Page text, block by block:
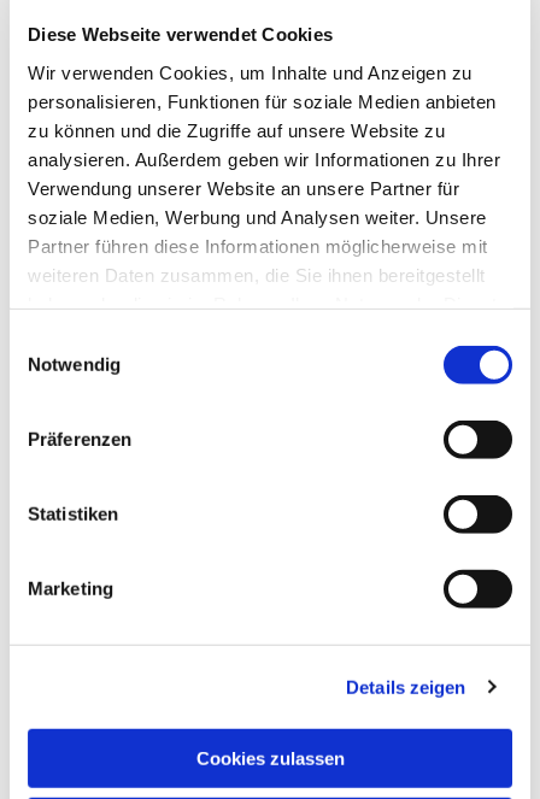
Diese Webseite verwendet Cookies
Wir verwenden Cookies, um Inhalte und Anzeigen zu
personalisieren, Funktionen für soziale Medien anbieten
zu können und die Zugriffe auf unsere Website zu
analysieren. Außerdem geben wir Informationen zu Ihrer
Verwendung unserer Website an unsere Partner für
soziale Medien, Werbung und Analysen weiter. Unsere
Partner führen diese Informationen möglicherweise mit
weiteren Daten zusammen, die Sie ihnen bereitgestellt
Notwendig
Präferenzen
Statistiken
Marketing
Details zeigen
Cookies zulassen
Dies könnte Sie auch